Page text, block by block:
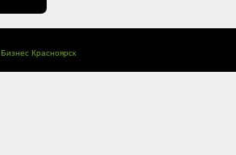
Бизнес Красноярск